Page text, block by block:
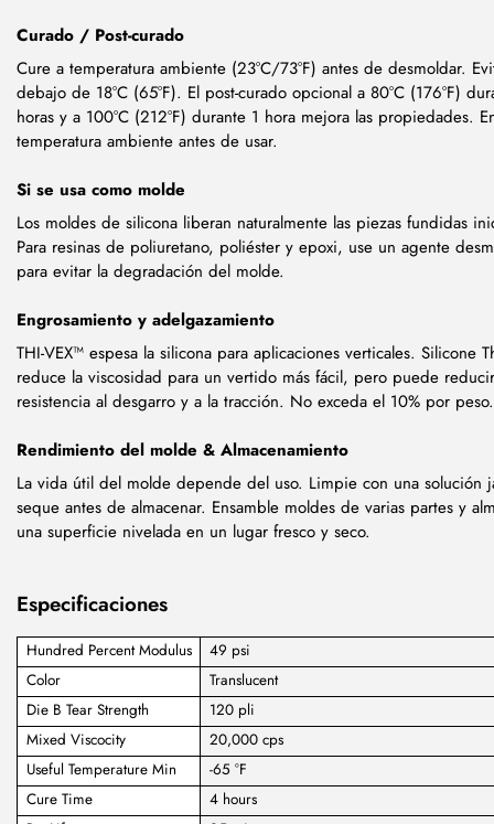
Curado / Post-curado
Cure a temperatura ambiente (23°C/73°F) antes de desmoldar.
debajo de 18°C (65°F). El post-curado opcional a 80°C (176°F)
horas y a 100°C (212°F) durante 1 hora mejora las propiedades.
temperatura ambiente antes de usar.
Si se usa como molde
Los moldes de silicona liberan naturalmente las piezas fundidas
Para resinas de poliuretano, poliéster y epoxi, use un agente
para evitar la degradación del molde.
Engrosamiento y adelgazamiento
THI-VEX™ espesa la silicona para aplicaciones verticales. Silicone
reduce la viscosidad para un vertido más fácil, pero puede
resistencia al desgarro y a la tracción. No exceda el 10% por peso.
Rendimiento del molde & Almacenamiento
La vida útil del molde depende del uso. Limpie con una solución
seque antes de almacenar. Ensamble moldes de varias partes y
una superficie nivelada en un lugar fresco y seco.
Especificaciones
Hundred Percent Modulus
49 psi
Color
Translucent
Die B Tear Strength
120 pli
Mixed Viscocity
20,000 cps
Useful Temperature Min
-65 °F
Cure Time
4 hours